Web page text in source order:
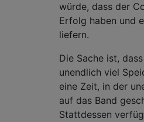
würde, dass der
Erfolg haben und
liefern.
Die Sache ist,
unendlich viel
eine Zeit, in der
auf das Band
Stattdessen